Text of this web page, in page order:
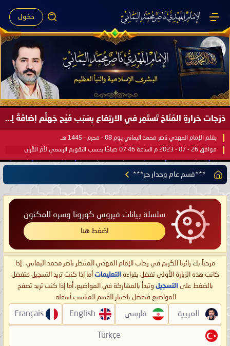
دخول
صَيْفُ سَقَرَ يَبدأُ في اجتياحِ شِتاءِ القُطبِ الشَّمالي كَما وعَدناكُم بالحقِّ لعَامِكم هذا (1445 هـ) ..
بقلم الإمام المهدي ناصر محمد اليماني يوم 18 - جمادى الآخرة - 1445 هـ
موافق 31 - 12 - 2023 م الساعة 07:44 صباحًا بحسب التقويم الرسمي لأمّ القُرى
***قسم عام وجدار حر***
سلسلة بيانات فيروس كورونا وسره المكنون
اضغط هنا
مرحباً بك زائرنا الكريم في رحاب الإمام المهدي المنتظر ناصر محمد اليماني : إذا
كانت هذه الزيارة الأولى تفضل بقراءة التعليمات أما إذا كنت تريد التسجيل فتفضل
بالضغط على التسجيل وتبدأ بالمشاركة في المواضيع، أما إذا كنت تريد تصفح
المواضيع فتفضل باختيار القسم المناسب أسفله.
العربية فارسی English
Français
Türkçe